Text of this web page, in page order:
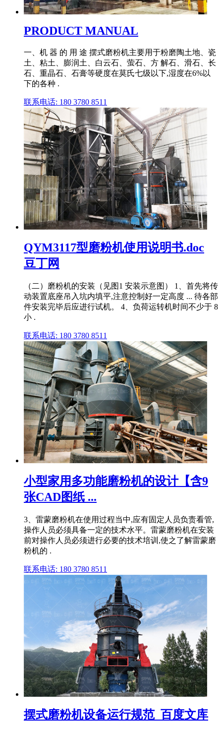
PRODUCT MANUAL
一、机 器 的 用 途 摆式磨粉机主要用于粉磨陶土地、瓷
土、粘土、膨润土、白云石、萤石、方 解石、滑石、长
石、重晶石、石膏等硬度在莫氏七级以下,湿度在6%以
下的各种 .
联系电话: 180 3780 8511
QYM3117型磨粉机使用说明书.doc
豆丁网
（二）磨粉机的安装（见图1 安装示意图） 1、首先将传
动装置底座吊入坑内填平,注意控制好一定高度 ... 待各部
件安装完毕后应进行试机。 4、负荷运转机时间不少于 8
小 .
联系电话: 180 3780 8511
小型家用多功能磨粉机的设计【含9
张CAD图纸 ...
3、雷蒙磨粉机在使用过程当中,应有固定人员负责看管,
操作人员必须具备一定的技术水平。雷蒙磨粉机在安装
前对操作人员必须进行必要的技术培训,使之了解雷蒙磨
粉机的 .
联系电话: 180 3780 8511
摆式磨粉机设备运行规范_百度文库